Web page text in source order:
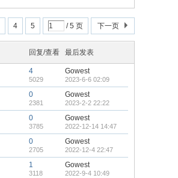
4 5 / 5 页 下一页
回复/查看 最后发表
4
5029
Gowest
2023-6-6 02:09
0
2381
Gowest
2023-2-2 22:22
0
3785
Gowest
2022-12-14 14:47
0
2705
Gowest
2022-12-4 22:47
1
3118
Gowest
2022-9-4 10:49